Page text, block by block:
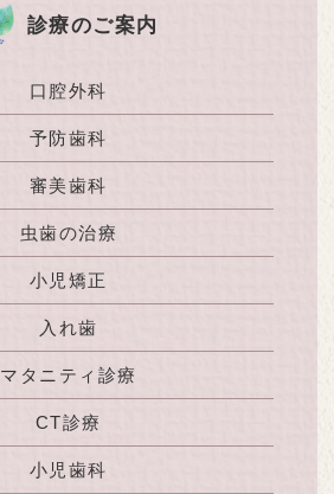
診療のご案内
口腔外科
予防歯科
審美歯科
虫歯の治療
小児矯正
入れ歯
マタニティ診療
CT診療
小児歯科